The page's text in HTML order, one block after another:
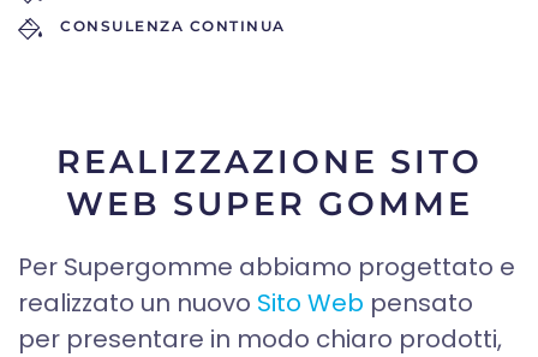
CONSULENZA CONTINUA
REALIZZAZIONE SITO
WEB SUPER GOMME
Per Supergomme abbiamo progettato e
realizzato un nuovo Sito Web pensato
per presentare in modo chiaro prodotti,